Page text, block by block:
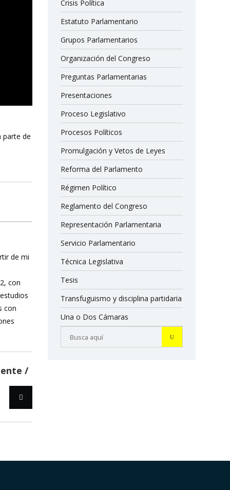
parte de
de mi
con
con
Crisis Política
Estatuto Parlamentario
Grupos Parlamentarios
Organización del Congreso
Preguntas Parlamentarias
Presentaciones
Proceso Legislativo
Procesos Políticos
Promulgación y Vetos de Leyes
Reforma del Parlamento
Régimen Político
Reglamento del Congreso
Representación Parlamentaria
Servicio Parlamentario
Técnica Legislativa
Tesis
Transfuguismo y disciplina partidaria
Una o Dos Cámaras